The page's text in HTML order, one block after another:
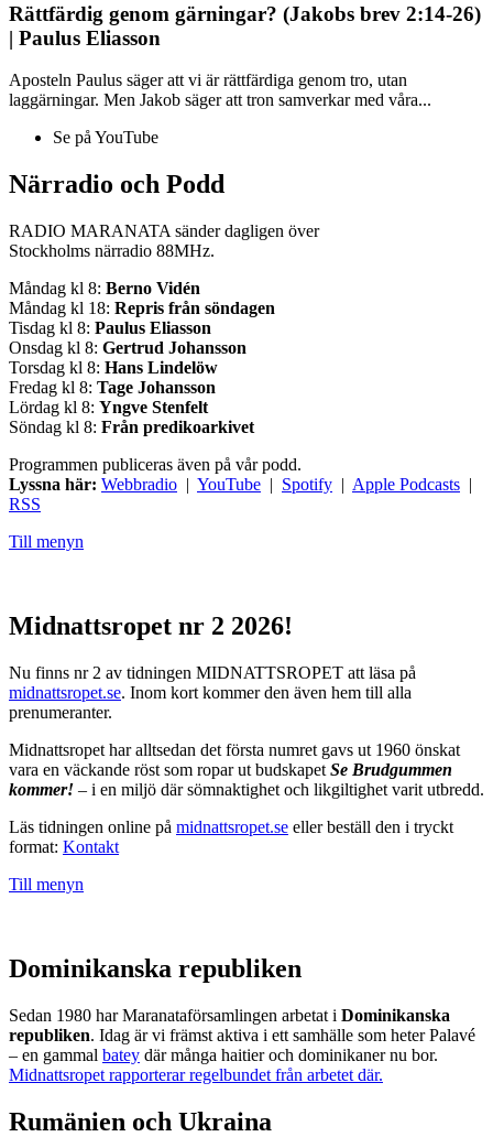
Rättfärdig genom gärningar? (Jakobs brev 2:14-26)
| Paulus Eliasson
Aposteln Paulus säger att vi är rättfärdiga genom tro, utan
laggärningar. Men Jakob säger att tron samverkar med våra...
Se på YouTube
Närradio och Podd
RADIO MARANATA sänder dagligen över
Stockholms närradio 88MHz.
Måndag kl 8: Berno Vidén
Måndag kl 18: Repris från söndagen
Tisdag kl 8: Paulus Eliasson
Onsdag kl 8: Gertrud Johansson
Torsdag kl 8: Hans Lindelöw
Fredag kl 8: Tage Johansson
Lördag kl 8: Yngve Stenfelt
Söndag kl 8: Från predikoarkivet
Programmen publiceras även på vår podd.
Lyssna här: Webbradio | YouTube | Spotify | Apple Podcasts |
RSS
Till menyn
Midnattsropet nr 2 2026!
Nu finns nr 2 av tidningen MIDNATTSROPET att läsa på
midnattsropet.se. Inom kort kommer den även hem till alla
prenumeranter.
Midnattsropet har alltsedan det första numret gavs ut 1960 önskat
vara en väckande röst som ropar ut budskapet Se Brudgummen
kommer! – i en miljö där sömnaktighet och likgiltighet varit utbredd.
Läs tidningen online på midnattsropet.se eller beställ den i tryckt
format: Kontakt
Till menyn
Dominikanska republiken
Sedan 1980 har Maranataförsamlingen arbetat i Dominikanska
republiken. Idag är vi främst aktiva i ett samhälle som heter Palavé
– en gammal batey där många haitier och dominikaner nu bor.
Midnattsropet rapporterar regelbundet från arbetet där.
Rumänien och Ukraina